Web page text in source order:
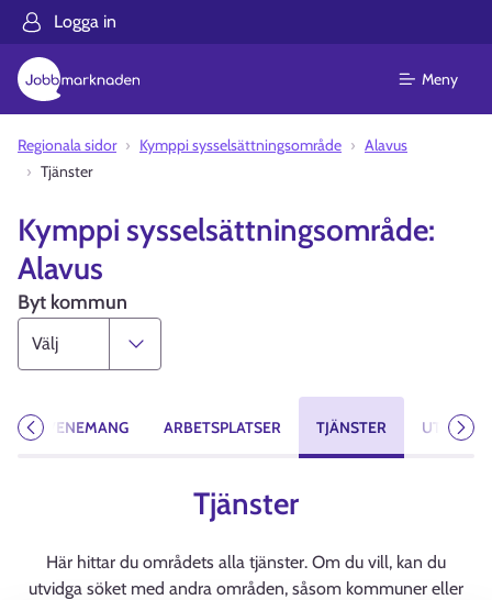
Logga in
Meny
Regionala sidor Kymppi sysselsättningsområde
Alavus
Tjänster
Kymppi sysselsättningsområde:
Alavus
Byt kommun
EVENEMANG ARBETSPLATSER TJÄNSTER
Föregående
Tjänster
Här hittar du områdets alla tjänster. Om du vill, kan du
utvidga söket med andra områden, såsom kommuner eller